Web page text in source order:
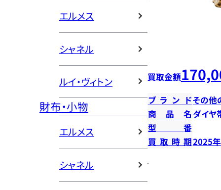
エルメス
シャネル
ルイ・ヴィトン
財布・小物
エルメス
シャネル
買取金額
ブランドその他
商品名ダイヤ
型番
買取時期2025